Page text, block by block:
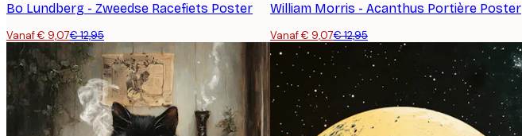
Bo Lundberg - Zweedse Racefiets Poster
Vanaf € 9,07€ 12,95
William Morris - Acanthus Portière Poster
Vanaf € 9,07€ 12,95